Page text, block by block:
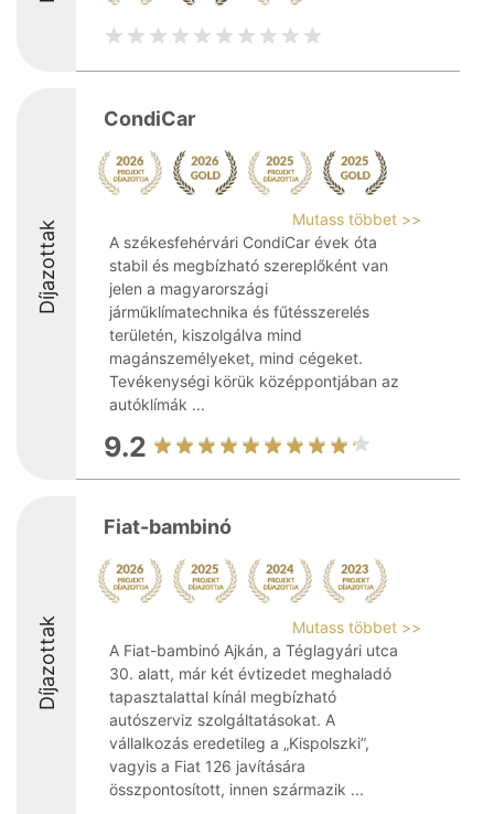
Díjazottak
CondiCar
Mutass többet >>
A székesfehérvári CondiCar évek óta
stabil és megbízható szereplőként van
jelen a magyarországi
járműklímatechnika és fűtésszerelés
területén, kiszolgálva mind
magánszemélyeket, mind cégeket.
Tevékenységi körük középpontjában az
autóklímák ...
9.2
Díjazottak
Fiat-bambinó
Mutass többet >>
A Fiat-bambinó Ajkán, a Téglagyári utca
30. alatt, már két évtizedet meghaladó
tapasztalattal kínál megbízható
autószerviz szolgáltatásokat. A
vállalkozás eredetileg a „Kispolszki”,
vagyis a Fiat 126 javítására
összpontosított, innen származik ...